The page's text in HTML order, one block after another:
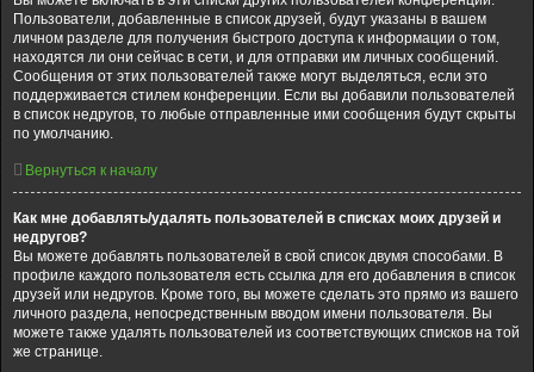
Пользователи, добавленные в список друзей, будут указаны в вашем
личном разделе для получения быстрого доступа к информации о том,
находятся ли они сейчас в сети, и для отправки им личных сообщений.
Сообщения от этих пользователей также могут выделяться, если это
поддерживается стилем конференции. Если вы добавили пользователей
в список недругов, то любые отправленные ими сообщения будут скрыты
по умолчанию.
Вернуться к началу
Как мне добавлять/удалять пользователей в списках моих друзей и
недругов?
Вы можете добавлять пользователей в свой список двумя способами. В
профиле каждого пользователя есть ссылка для его добавления в список
друзей или недругов. Кроме того, вы можете сделать это прямо из вашего
личного раздела, непосредственным вводом имени пользователя. Вы
можете также удалять пользователей из соответствующих списков на той
же странице.